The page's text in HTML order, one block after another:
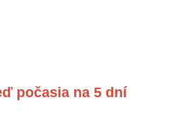
počasia na 5 dní